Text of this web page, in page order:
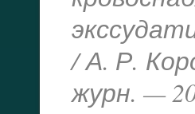
/ А. Р.
журн. —